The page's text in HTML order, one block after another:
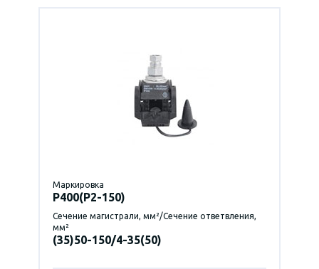
Маркировка
P400(Р2-150)
Сечение магистрали, мм²/Сечение ответвления,
мм²
(35)50-150/4-35(50)